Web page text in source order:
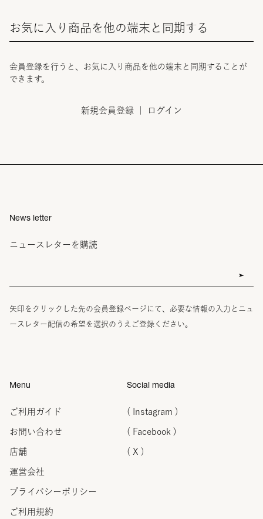
お気に入り商品を他の端末と同期する
会員登録を行うと、お気に入り商品を他の端末と同期することが
できます。
新規会員登録 ログイン
News letter
ニュースレターを購読
矢印をクリックした先の会員登録ページにて、必要な情報の入力とニュ
ースレター配信の希望を選択のうえご登録ください。
Menu
ご利用ガイド
お問い合わせ
店舗
運営会社
プライバシーポリシー
ご利用規約
Social media
( Instagram )
( Facebook )
( X )